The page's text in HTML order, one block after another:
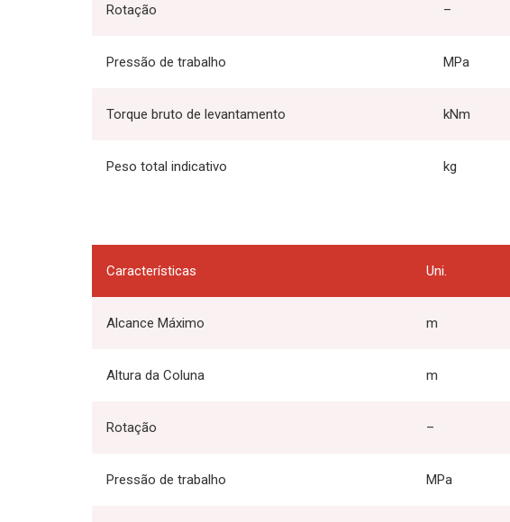
Rotação –
Pressão de trabalho MPa
Torque bruto de levantamento kNm
Peso total indicativo kg
Características Uni.
Alcance Máximo m
Altura da Coluna m
Rotação –
Pressão de trabalho MPa